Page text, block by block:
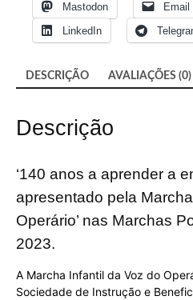
Mastodon
Email
LinkedIn
DESCRIÇÃO AVALIAÇÕES (0)
Descrição
‘140 anos a aprender a
apresentado pela Marcha
Operário’ nas Marchas
2023.
A Marcha Infantil da Voz do
Sociedade de Instrução e